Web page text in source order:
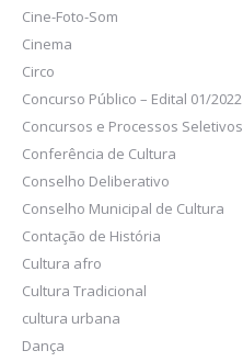
Cine-Foto-Som
Cinema
Circo
Concurso Público – Edital 01/2022
Concursos e Processos Seletivos
Conferência de Cultura
Conselho Deliberativo
Conselho Municipal de Cultura
Contação de História
Cultura afro
Cultura Tradicional
cultura urbana
Dança